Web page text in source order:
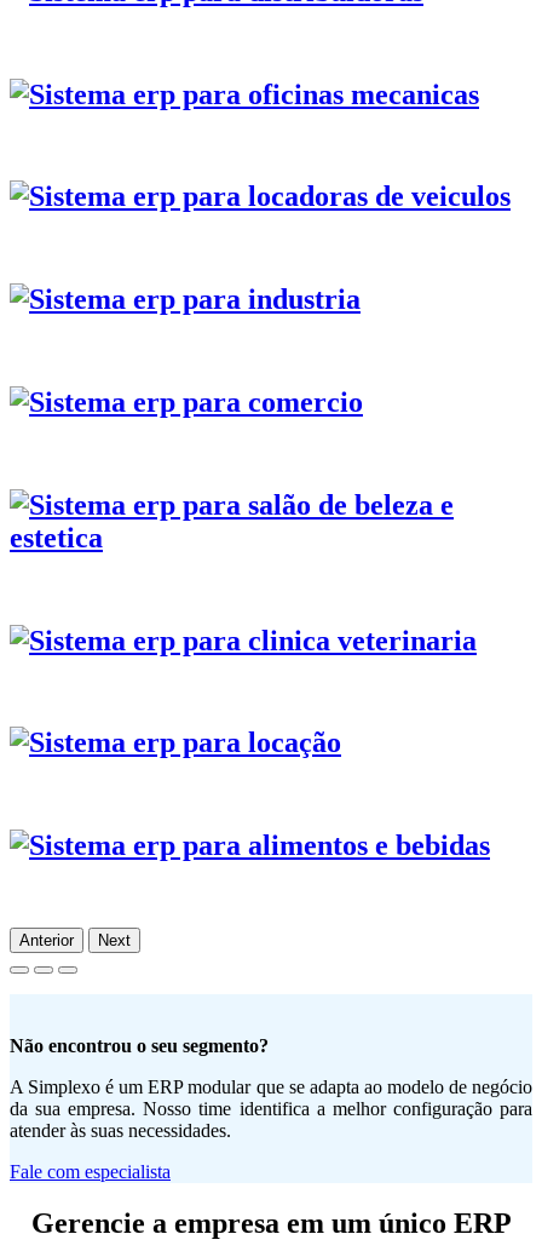
Anterior Next
Não encontrou o seu segmento?
A Simplexo é um ERP modular que se adapta ao modelo de negócio
da sua empresa. Nosso time identifica a melhor configuração para
atender às suas necessidades.
Fale com especialista
Gerencie a empresa em um único ERP